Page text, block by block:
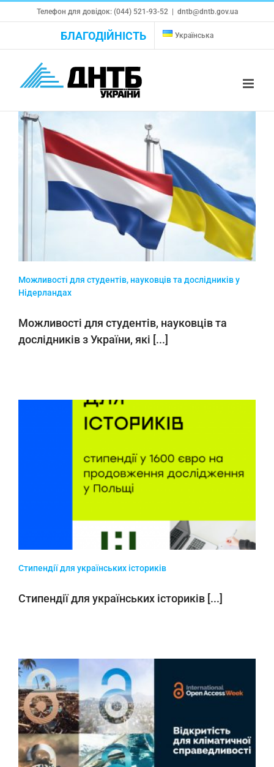
to
Телефон для довідок: (044) 521-93-52 dntb@dntb.gov.ua
БЛАГОДІЙНІСТЬ Українська
Можливості для студентів, науковців та дослідників у
Нідерландах
Можливості для студентів, науковців та
дослідників з України, які [...]
Стипендії для українських істориків
Стипендії для українських істориків [...]